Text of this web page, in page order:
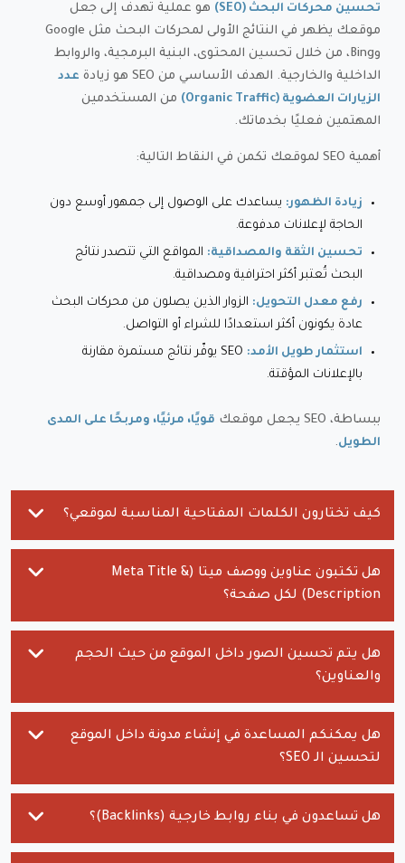
تحسين محركات البحث (SEO)
هو عملية تهدف إلى جعل
موقعك يظهر في النتائج الأولى لمحركات البحث مثل Google
وBing، من خلال تحسين المحتوى، البنية البرمجية، والروابط
الداخلية والخارجية. الهدف الأساسي من SEO هو زيادة
عدد
الزيارات العضوية (Organic Traffic)
من المستخدمين
المهتمين فعليًا بخدماتك.
أهمية SEO لموقعك تكمن في النقاط التالية:
زيادة الظهور: يساعدك على الوصول إلى جمهور أوسع دون
الحاجة لإعلانات مدفوعة.
تحسين الثقة والمصداقية: المواقع التي تتصدر نتائج
البحث تُعتبر أكثر احترافية ومصداقية.
رفع معدل التحويل: الزوار الذين يصلون من محركات البحث
عادة يكونون أكثر استعدادًا للشراء أو التواصل.
استثمار طويل الأمد:
SEO يوفّر نتائج مستمرة مقارنة
بالإعلانات المؤقتة.
ببساطة، SEO يجعل موقعك
قويًا، مرئيًا، ومربحًا على المدى
الطويل.
كيف تختارون الكلمات المفتاحية المناسبة لموقعي؟
هل تكتبون عناوين ووصف ميتا (Meta Title &
Description) لكل صفحة؟
هل يتم تحسين الصور داخل الموقع من حيث الحجم
والعناوين؟
هل يمكنكم المساعدة في إنشاء مدونة داخل الموقع
لتحسين الـ SEO؟
هل تساعدون في بناء روابط خارجية (Backlinks)؟